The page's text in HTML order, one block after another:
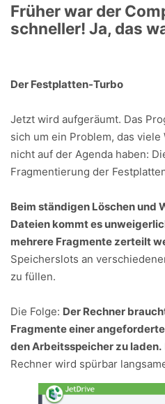
Früher war der
schneller! Ja, das
Der Festplatten-Turbo
Jetzt wird aufgeräumt. Das
sich um ein Problem, das
nicht auf der Agenda haben:
Fragmentierung der
Beim ständigen Löschen und
Dateien kommt es
mehrere Fragmente zerteilt
Speicherslots an
zu füllen.
Die Folge: Der Rechner
Fragmente einer
den Arbeitsspeicher zu laden.
Rechner wird spürbar